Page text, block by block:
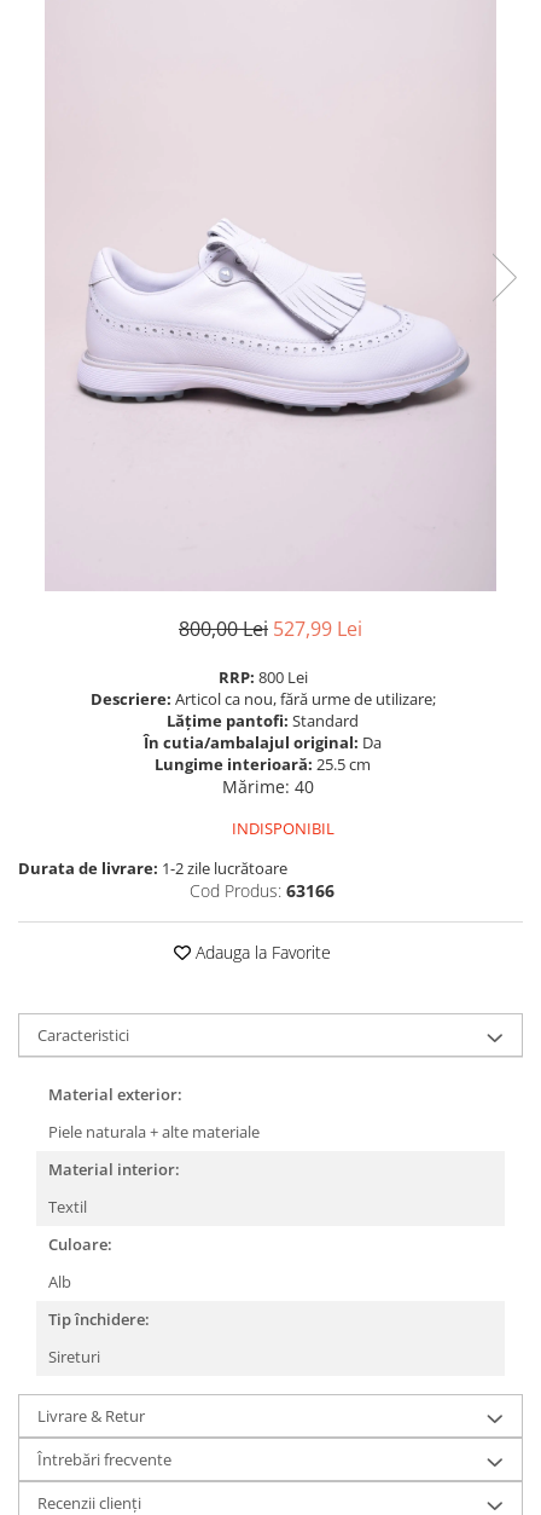
800,00 Lei 527,99 Lei
RRP: 800 Lei
Descriere: Articol ca nou, fără urme de utilizare;
Lățime pantofi: Standard
În cutia/ambalajul original: Da
Lungime interioară: 25.5 cm
Mărime: 40
INDISPONIBIL
Durata de livrare: 1-2 zile lucrătoare
Cod Produs: 63166
Adauga la Favorite
Caracteristici
Material exterior:
Piele naturala + alte materiale
Material interior:
Textil
Culoare:
Alb
Tip închidere:
Sireturi
Livrare & Retur
Întrebări frecvente
Recenzii clienți